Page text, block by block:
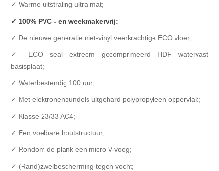
✓ Warme uitstraling ultra mat;
✓ 100% PVC - en weekmakervrij;
✓ De nieuwe generatie niet-vinyl veerkrachtige ECO vloer;
✓ ECO seal extreem gecomprimeerd HDF watervast
basisplaat;
✓ Waterbestendig 100 uur;
✓ Met elektronenbundels uitgehard polypropyleen oppervlak;
✓ Klasse 23/33 AC4;
✓ Een voelbare houtstructuur;
✓ Rondom de plank een micro V-voeg;
✓ (Rand)zwelbescherming tegen vocht;